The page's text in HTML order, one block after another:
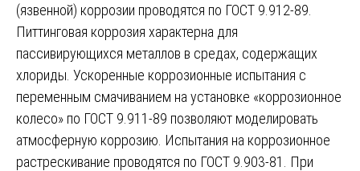
(язвенной) коррозии проводятся по ГОСТ 9.912-89.
Питтинговая коррозия характерна для
пассивирующихся металлов в средах, содержащих
хлориды. Ускоренные коррозионные испытания с
переменным смачиванием на установке «коррозионное
колесо» по ГОСТ 9.911-89 позволяют моделировать
атмосферную коррозию. Испытания на коррозионное
растрескивание проводятся по ГОСТ 9.903-81. При